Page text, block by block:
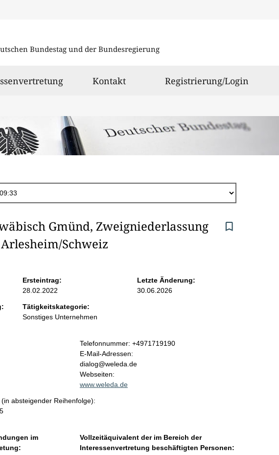
Bundestag und der Bundesregierung
Kontakt Registrierung/Login
Gmünd, Zweigniederlassung
Schweiz
Ersteintrag:
28.02.2022
Letzte Änderung:
30.06.2026
Tätigkeitskategorie:
Sonstiges Unternehmen
K
o
n
t
a
t
f
o
Telefonnummer: +4971719190
E-Mail-Adressen:
dialog@weleda.de
Webseiten:
www.weleda.de
(in absteigender Reihenfolge):
im
Vollzeitäquivalent der im Bereich der
Interessenvertretung beschäftigten Personen: